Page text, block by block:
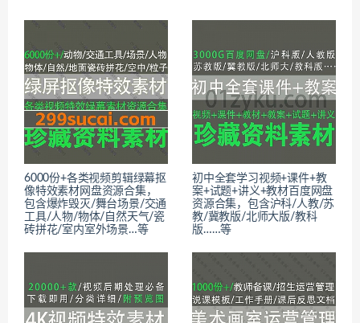
6000份+各类视频剪辑绿幕抠
像特效素材网盘资源合集，
包含爆炸毁灭/舞台场景/交通
工具/人物/物体/自然天气/瓷
砖拼花/室内室外场景…等
初中全套学习视频+课件+教
案+试题+讲义+教材百度网盘
资源合集，包含沪科/人教/苏
教/冀教版/北师大版/教科
版……等